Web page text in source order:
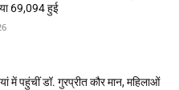
69,094 हुई
में पहुंचीं डॉ. गुरप्रीत कौर मान, महिलाओं